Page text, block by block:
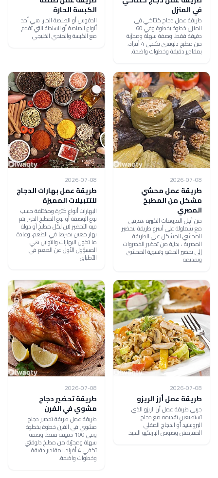
في المنزل
طريقة عمل دجاج كنتاكي في
المنزل خطوة بخطوة وفي 60
دقيقة فقط. وصفة سهلة ومجرّبة
من مطبخ دلوقتي تكفي 4 أفراد،
بمقادير دقيقة وخطوات واضحة.
الكبسة الحارة
الدقوس أو الصلصة الحار، هي أحد
أنواع الصلصة أو السلطة التي تقدم
مع الكبسة والمندي الخليجي
2026-07-08
طريقة عمل محشي
مشكل من المطبخ
المصري
من أجل العزومات الكبيرة ،تعرفي
مع شملولة على أسرع طريقة لتحضير
المحشي المشكل على الطريقة
المصرية ، بداية من تحضير الخضروات
إلى تحضير الحشو وتسوية المحشي
وتقديمه
2026-07-08
طريقة عمل بهارات الدجاج
للتتبيلات المميزة
البهارات أنواع كثيرة ومختلفة حسب
نوع الوصفة أو نوع المطبخ الذي يتم
فيه التحضير لان لكل مطبخ أو دولة
بهار معين يميزها في الطعم، وعادة
ما تكون البهارات والتوابل هي
المسؤول الأول عن الطعم في
الأطباق
2026-07-08
طريقة عمل أرز الريزو
جربي طريقة عمل أرز الريزو الذي
تستطيعين تقديمه مع دجاج
البروستيد أو الدجاج المقلي
المقرمش وصوص الباربكيو اللذيذ.
2026-07-08
طريقة تحضير دجاج
مشوي في الفرن
طريقة عمل طريقة تحضير دجاج
مشوي في الفرن خطوة بخطوة
وفي 100 دقيقة فقط. وصفة
سهلة ومجرّبة من مطبخ دلوقتي
تكفي 4 أفراد، بمقادير دقيقة
وخطوات واضحة.